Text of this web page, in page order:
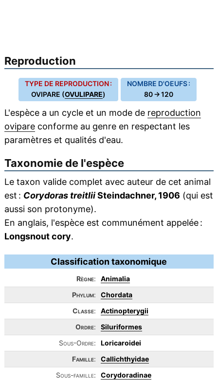
Reproduction
TYPE DE REPRODUCTION :
OVIPARE (OVULIPARE)
NOMBRE D'OEUFS :
80 → 120
L'espèce a un cycle et un mode de reproduction
ovipareconforme au genre en respectant les
paramètres et qualités d'eau.
Taxonomie de l'espèce
Le taxon valide complet avec auteur de cet animal
est : Corydoras treitliiSteindachner, 1906 (qui est
aussi son protonyme).
En anglais, l'espèce est communément appelée :
Longsnout cory.
Classification taxonomique
Règne:
Animalia
Phylum:
Chordata
Classe:
Actinopterygii
Ordre:
Siluriformes
Sous-Ordre:
Loricaroidei
Famille:
Callichthyidae
Sous-famille:
Corydoradinae